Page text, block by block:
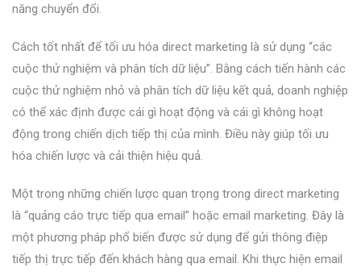
năng chuyển đổi.
Cách tốt nhất để tối ưu hóa direct marketing là sử dụng “các
cuộc thử nghiệm và phân tích dữ liệu”. Bằng cách tiến hành các
cuộc thử nghiệm nhỏ và phân tích dữ liệu kết quả, doanh nghiệp
có thể xác định được cái gì hoạt động và cái gì không hoạt
động trong chiến dịch tiếp thị của mình. Điều này giúp tối ưu
hóa chiến lược và cải thiện hiệu quả.
Một trong những chiến lược quan trọng trong direct marketing
là “quảng cáo trực tiếp qua email” hoặc email marketing. Đây là
một phương pháp phổ biến được sử dụng để gửi thông điệp
tiếp thị trực tiếp đến khách hàng qua email. Khi thực hiện email